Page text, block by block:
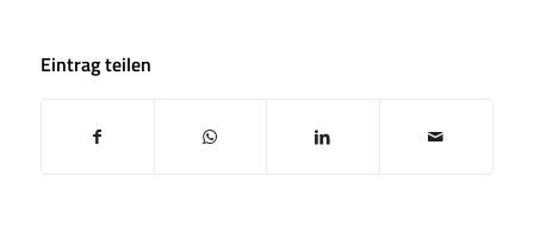
Eintrag teilen